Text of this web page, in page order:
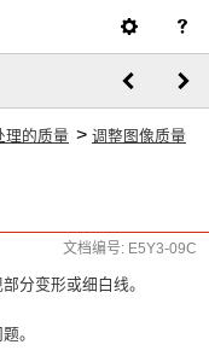
理的质量 > 调整图像质量
文档编号: E5Y3-09C
分变形或细白线。
。